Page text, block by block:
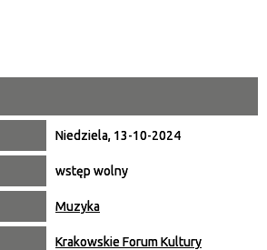
Niedziela, 13-10-2024
wstęp wolny
Muzyka
Krakowskie Forum Kultury